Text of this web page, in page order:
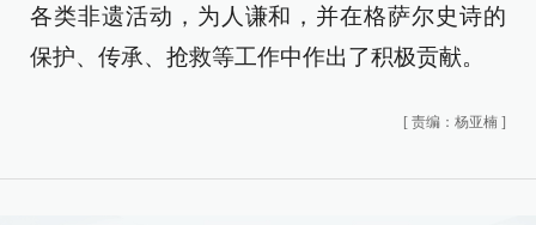
各类非遗活动，为人谦和，并在格萨尔史诗的
保护、传承、抢救等工作中作出了积极贡献。
[ 责编：杨亚楠 ]